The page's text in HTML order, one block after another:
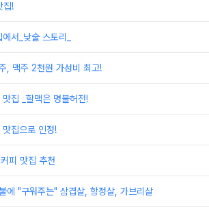
집!
서_낮술 스토리_
, 맥주 2천원 가성비 최고!
집 _할맥은 명불허전!
집으로 인정!
피 맛집 추천
에 "구워주는" 삼겹살, 항정살, 가브리살